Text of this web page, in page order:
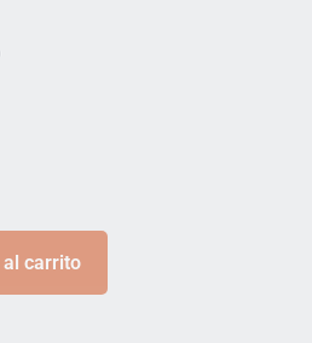
carrito